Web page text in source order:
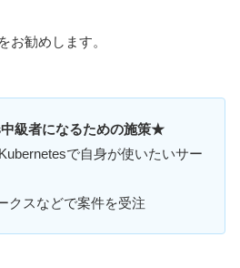
お勧めします。
級者になるための施策★
で自身が使いたいサー
クスなどで案件を受注